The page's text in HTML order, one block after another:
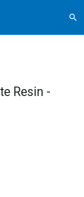
search
Resin -